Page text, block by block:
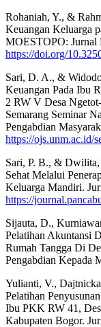
Rohaniah, Y., &
Keuangan Keluarga
MOESTOPO: Jurnal
https://doi.org/
Sari, D. A., &
Keuangan Pada Ibu
2 RW V Desa
Semarang Seminar
Pengabdian
https://ojs.unm.ac.id/
Sari, P. B., &
Sehat Melalui
Keluarga Mandiri.
https://
Sijauta, D.,
Pelatihan Akuntansi
Rumah Tangga Di
Pengabdian Kepada
Yulianti, V.,
Pelatihan
Ibu PKK RW 41,
Kabupaten Bogor.